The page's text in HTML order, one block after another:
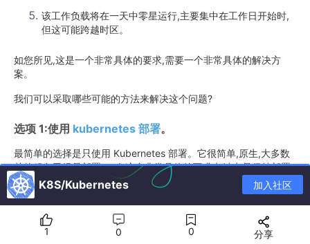
该工作负载将在一天中零星运行,主要集中在工作日开始时,
但这可能跨越时区。
如您所见,这是一个非常具体的要求,需要一个非常具体的解决方
案。
我们可以采取哪些可能的方法来解决这个问题?
选项 1:使用 kubernetes 部署。
最简单的选择是只使用 Kubernetes 部署。它很简单,原生,大多数
其他服务已经是部署。在这个非常具体的要求中,缺点是保持部署
运行的成本很高,因为每个 pod 至少需要 4 个核心的 CPU 请求。
我们必须运行至少 10 个副本来支持并发性和性能。
如果我们知道这些工作负载的大致时间窗口,我们就可以安排虚拟
机的横向扩展,让它们提前做好准备。由于我们没有非常狭窄的窗
K8S/Kubernetes 加入社区
1 0
0 分享